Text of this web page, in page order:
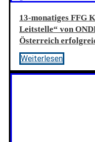
13-monatiges FFG
Leitstelle“ von
Österreich
Weiterlesen